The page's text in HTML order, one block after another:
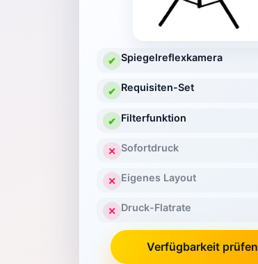
✔ Spiegelreflexkamera
✔ Requisiten-Set
✔ Filterfunktion
✕ Sofortdruck
✕ Eigenes Layout
✕ Druck-Flatrate
Verfügbarkeit prüfen